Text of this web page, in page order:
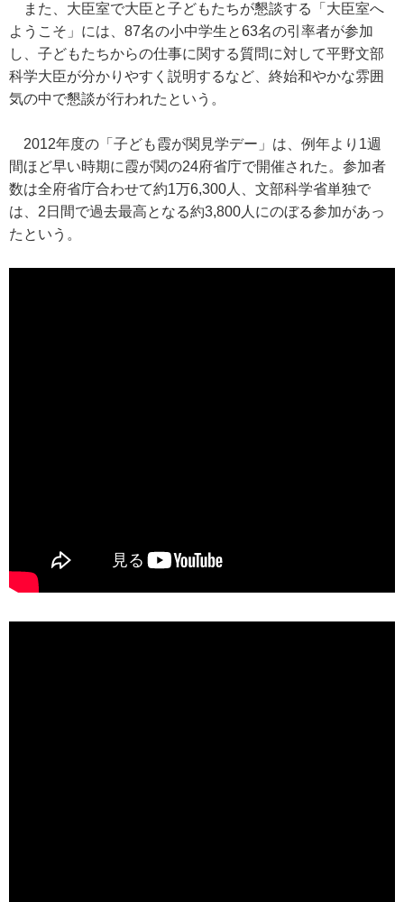
また、大臣室で大臣と子どもたちが懇談する「大臣室へ
ようこそ」には、87名の小中学生と63名の引率者が参加
し、子どもたちからの仕事に関する質問に対して平野文部
科学大臣が分かりやすく説明するなど、終始和やかな雰囲
気の中で懇談が行われたという。
2012年度の「子ども霞が関見学デー」は、例年より1週
間ほど早い時期に霞が関の24府省庁で開催された。参加者
数は全府省庁合わせて約1万6,300人、文部科学省単独で
は、2日間で過去最高となる約3,800人にのぼる参加があっ
たという。